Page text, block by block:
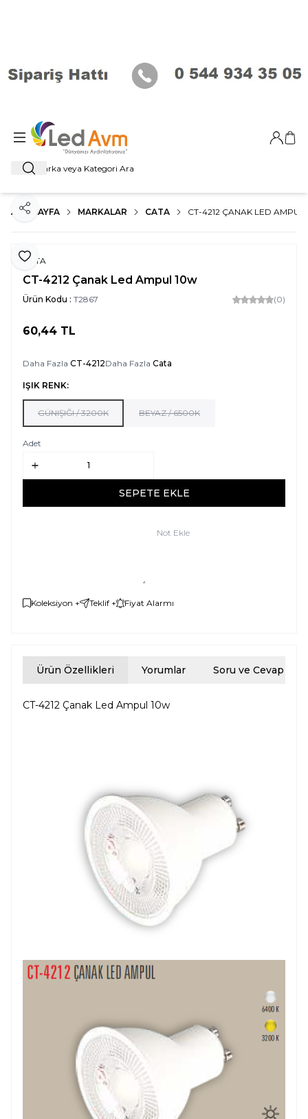
Ara
Giriş
ANA SAYFA MARKALAR CATA CT-4212 ÇANAK LED AMPUL
Favoriye Ekle
Paylaş
CATA
CT-4212 Çanak Led Ampul 10w
Ürün Kodu : T2867 (0)
60,44 TL
Daha Fazla CT-4212Daha Fazla Cata
IŞIK RENK:
GÜNIŞIĞI / 3200K BEYAZ / 6500K
Adet
SEPETE EKLE
Not Ekle
Koleksiyon + Teklif + Fiyat Alarmı
Ürün Özellikleri Yorumlar Soru ve Cevap
CT-4212 Çanak Led Ampul 10w